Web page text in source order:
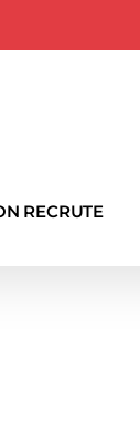
RECRUTE